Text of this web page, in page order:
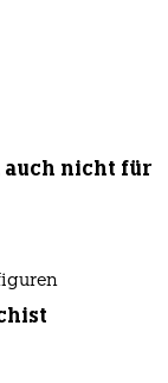
auch nicht für